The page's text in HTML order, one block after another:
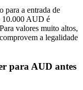
para a entrada de
10.000 AUD é
valores muito altos,
a legalidade
para AUD antes